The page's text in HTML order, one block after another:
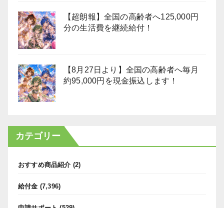
【超朗報】全国の高齢者へ125,000円
分の生活費を継続給付！
【8月27日より】全国の高齢者へ毎月
約95,000円を現金振込します！
カテゴリー
おすすめ商品紹介 (2)
給付金 (7,396)